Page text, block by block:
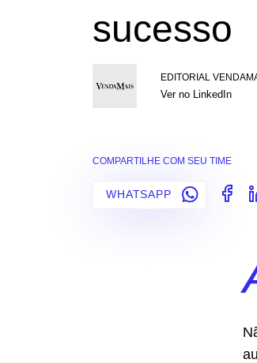
sucesso
EDITORIAL
Ver no LinkedIn
COMPARTILHE COM SEU TIME
WHATSAPP